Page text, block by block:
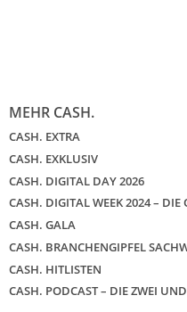
MEHR CASH.
CASH. EXTRA
CASH. EXKLUSIV
CASH. DIGITAL DAY 2026
CASH. DIGITAL WEEK 2024 –
CASH. GALA
CASH. BRANCHENGIPFEL
CASH. HITLISTEN
CASH. PODCAST – DIE ZWEI